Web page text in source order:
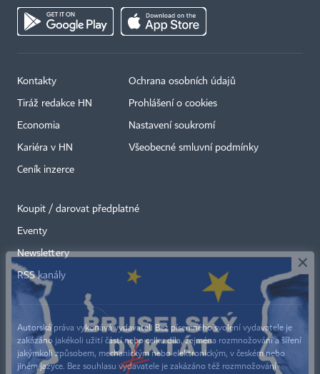
Kontakty
Tiráž redakce HN
Economia
Kariéra v HN
Ceník inzerce
Ochrana osobních údajů
Prohlášení o cookies
Nastavení soukromí
Všeobecné smluvní podmínky
Koupit / darovat předplatné
Eventy
Newslettery
RSS kanály
Autorská práva vykonává vydavatel. Bez písemného svolení vydavatele je
zakázáno jakékoli užití částí nebo celku díla, zejména rozmnožování a šíření
jakýmkoli způsobem, mechanickým nebo elektronickým, v českém nebo
jiném jazyce. Bez souhlasu vydavatele je zakázáno též rozmnožování